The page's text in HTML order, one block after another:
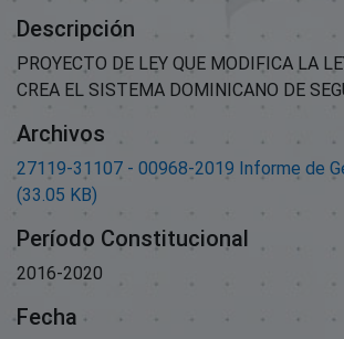
Descripción
PROYECTO DE LEY QUE MODIFICA LA
CREA EL SISTEMA DOMINICANO DE
Archivos
27119-31107 - 00968-2019 Informe de
(33.05 KB)
Período Constitucional
2016-2020
Fecha